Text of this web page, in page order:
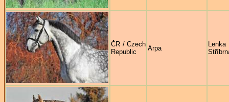
ČR / Czech
Republic
Arpa
Lenka